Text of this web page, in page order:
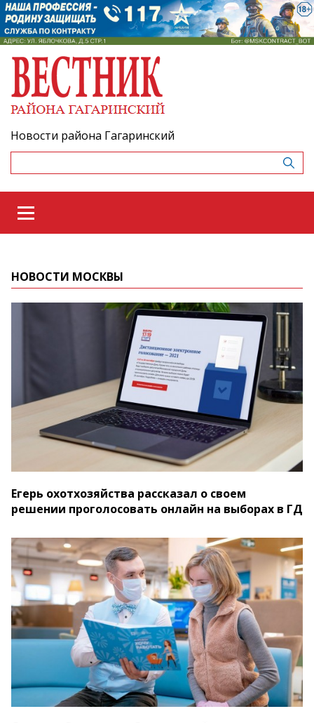
Новости района Гагаринский
НОВОСТИ МОСКВЫ
Егерь охотхозяйства рассказал о своем
решении проголосовать онлайн на выборах в ГД